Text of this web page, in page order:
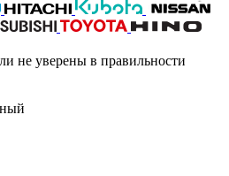
не уверены в правильности